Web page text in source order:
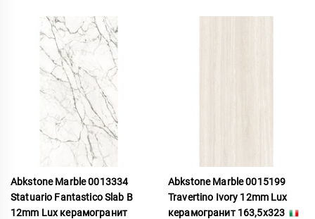
Abkstone Marble 0013334
Statuario Fantastico Slab B
12mm Lux керамогранит
Abkstone Marble 0015199
Travertino Ivory 12mm Lux
керамогранит 163,5x323